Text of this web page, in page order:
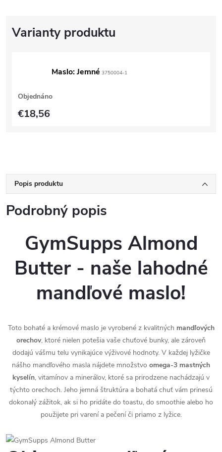
Maslo: Jemné 3750004-1
Objednáno
€18,56
Popis produktu
Podrobný popis
GymSupps Almond
Butter- naše lahodné
mandľové maslo!
Toto bohaté a krémové maslo je vyrobené z kvalitných mandľových
orechov, ktoré nielen potešia vaše chuťové bunky, ale zároveň
dodajú vášmu telu vynikajúce výživové hodnoty. V každej lyžičke
nášho mandľového masla nájdete množstvo omega-3 mastných
kyselín, vitamínov a minerálov, ktoré sa prirodzene nachádzajú v
týchto orechoch. Jeho jemná štruktúra a bohatá chuť vám prinesú
dokonalý zážitok, ak si ho pridáte do toastu, do smoothie alebo ho
použijete pri varení a pečení či priamo z lyžice.